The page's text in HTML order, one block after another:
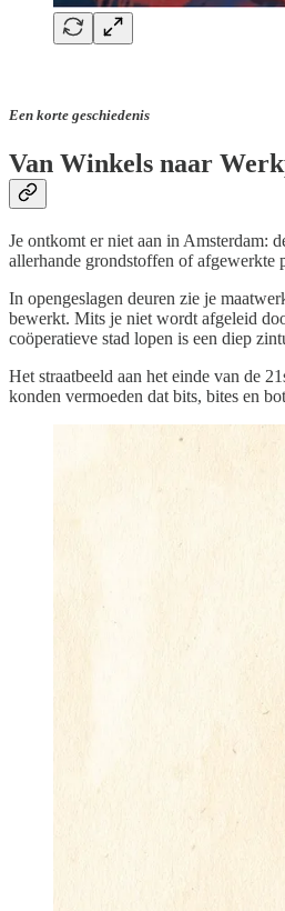
Een korte geschiedenis
Van Winkels naar
Je ontkomt er niet aan in Amsterdam:
allerhande grondstoffen of afgewerkte
In opengeslagen deuren zie je
bewerkt. Mits je niet wordt afgeleid
coöperatieve stad lopen is een diep
Het straatbeeld aan het einde van de
konden vermoeden dat bits, bites en